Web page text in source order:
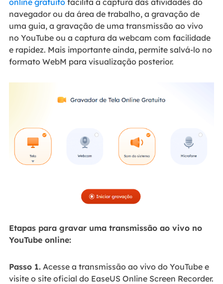
navegador ou da área de trabalho, a gravação de
uma guia, a gravação de uma transmissão ao vivo
no YouTube ou a captura da webcam com facilidade
e rapidez. Mais importante ainda, permite salvá-lo no
formato WebM para visualização posterior.
Etapas para gravar uma transmissão ao vivo no
YouTube online:
Passo 1.Acesse a transmissão ao vivo do YouTube e
visite o site oficial do EaseUS Online Screen Recorder.